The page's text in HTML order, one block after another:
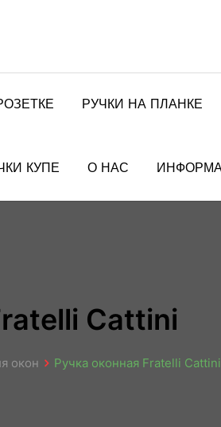
РУЧКИ НА ПЛАНКЕ
КУПЕ О НАС
Cattini
окон Ручка оконная Fratelli